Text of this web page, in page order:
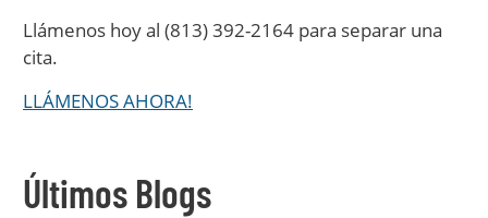
Llámenos hoy al (813) 392-2164 para separar una
cita.
LLÁMENOS AHORA!
Últimos Blogs